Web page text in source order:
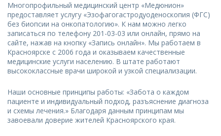
Многопрофильный медицинский центр «Медюнион»
предоставляет услугу «Эзофагогастродуоденоскопия (ФГС)
без биопсии на онкопатологию». К нам можно легко
записаться по телефону 201-03-03 или онлайн, прямо на
сайте, нажав на кнопку «Запись онлайн». Мы работаем в
Красноярске с 2006 года и оказываем качественные
медицинские услуги населению. В штате работают
высококлассные врачи широкой и узкой специализации.
Наши основные принципы работы: «Забота о каждом
пациенте и индивидуальный подход, разъяснение диагноза
и схемы лечения.» Благодаря данным принципам мы
завоевали доверие жителей Красноярского края.